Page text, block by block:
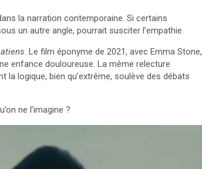
la narration contemporaine. Si certains
un autre angle, pourrait susciter l’empathie.
. Le film éponyme de 2021, avec Emma Stone,
enfance douloureuse. La même relecture
la logique, bien qu’extrême, soulève des débats
ne l’imagine ?